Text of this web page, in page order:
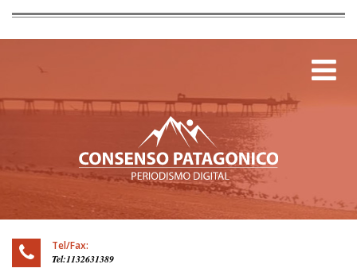
Tel/Fax:
Tel:1132631389